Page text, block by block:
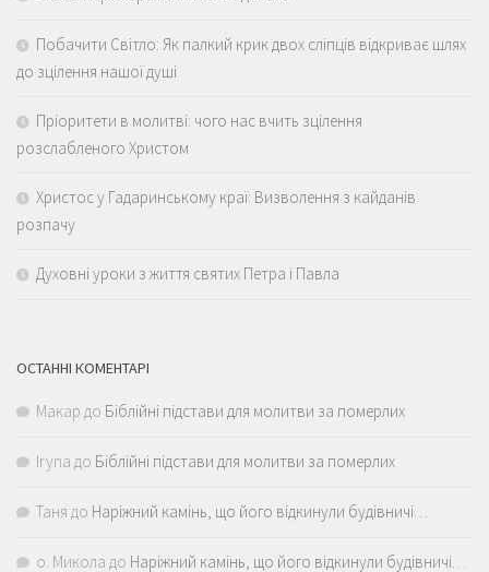
Побачити Світло: Як палкий крик двох сліпців відкриває шлях
до зцілення нашої душі
Пріоритети в молитві: чого нас вчить зцілення
розслабленого Христом
Христос у Гадаринському краї: Визволення з кайданів
розпачу
Духовні уроки з життя святих Петра і Павла
ОСТАННІ КОМЕНТАРІ
Макар до Біблійні підстави для молитви за померлих
Iryna до Біблійні підстави для молитви за померлих
Таня до Наріжний камінь, що його відкинули будівничі…
о. Микола до Наріжний камінь, що його відкинули будівничі…